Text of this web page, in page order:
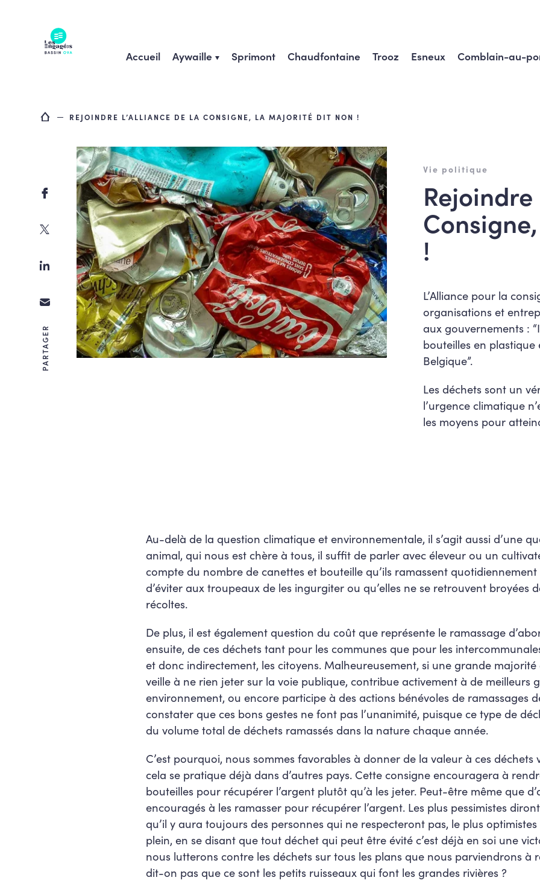
Accueil Aywaille Sprimont Chaudfontaine Trooz Esneux Comblain-au-
PARTAGER
REJOINDRE L’ALLIANCE DE LA CONSIGNE, LA MAJORITÉ DIT NON !
Vie politique
!
L’Alliance pour la
organisations et
aux gouvernements :
bouteilles en plastique
Belgique”.
Les déchets sont un
l’urgence climatique
les moyens pour
Au-delà de la question climatique et environnementale, il s’agit aussi d’une
animal, qui nous est chère à tous, il suffit de parler avec éleveur ou un
compte du nombre de canettes et bouteille qu’ils ramassent
d’éviter aux troupeaux de les ingurgiter ou qu’elles ne se retrouvent broyées
récoltes.
De plus, il est également question du coût que représente le ramassage
ensuite, de ces déchets tant pour les communes que pour les
et donc indirectement, les citoyens. Malheureusement, si une grande
veille à ne rien jeter sur la voie publique, contribue activement à de meilleurs
environnement, ou encore participe à des actions bénévoles de ramassages
constater que ces bons gestes ne font pas l’unanimité, puisque ce type de
du volume total de déchets ramassés dans la nature chaque année.
C’est pourquoi, nous sommes favorables à donner de la valeur à ces déchets
cela se pratique déjà dans d’autres pays. Cette consigne encouragera à
bouteilles pour récupérer l’argent plutôt qu’à les jeter. Peut-être même que
encouragés à les ramasser pour récupérer l’argent. Les plus pessimistes
qu’il y aura toujours des personnes qui ne respecteront pas, le plus
plein, en se disant que tout déchet qui peut être évité c’est déjà en soi une
nous lutterons contre les déchets sur tous les plans que nous parviendrons à
dit-on pas que ce sont les petits ruisseaux qui font les grandes rivières ?